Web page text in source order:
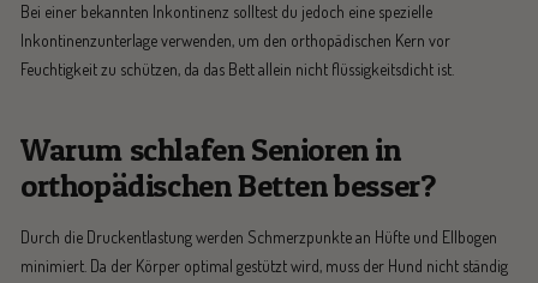
Bei einer bekannten Inkontinenz solltest du jedoch eine spezielle
Inkontinenzunterlage verwenden, um den orthopädischen Kern vor
Feuchtigkeit zu schützen, da das Bett allein nicht flüssigkeitsdicht ist.
Warum schlafen Senioren in
orthopädischen Betten besser?
Durch die Druckentlastung werden Schmerzpunkte an Hüfte und Ellbogen
minimiert. Da der Körper optimal gestützt wird, muss der Hund nicht ständig